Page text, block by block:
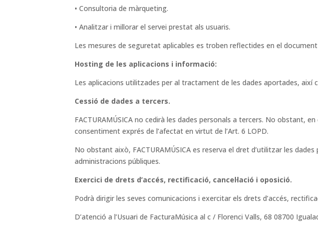
• Consultoria de màrqueting.
• Analitzar i millorar el servei prestat als usuaris.
Les mesures de seguretat aplicables es troben reflectides en el
Hosting de les aplicacions i informació:
Les aplicacions utilitzades per al tractament de les dades aportades,
Cessió de dades a tercers.
FACTURAMÚSICA no cedirà les dades personals a tercers. No obstant,
consentiment exprés de l’afectat en virtut de l’Art. 6 LOPD.
No obstant això, FACTURAMÚSICA es reserva el dret d’utilitzar les
administracions públiques.
Exercici de drets d’accés, rectificació, cancel·lació i oposició.
Podrà dirigir les seves comunicacions i exercitar els drets d’accés,
D’atenció a l’Usuari de FacturaMúsica al c / Florenci Valls, 68 08700